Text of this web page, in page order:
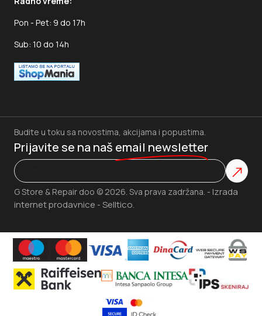
Pon - Pet: 9 do 17h
Sub: 10 do 14h
G Store & Repair doo © 2026. Sva prava zadržana. - Izrada
internet prodavnice - Selltico.
Budite u toku sa novostima, akcijama i popustima.
Prijavite se na naš email newsletter